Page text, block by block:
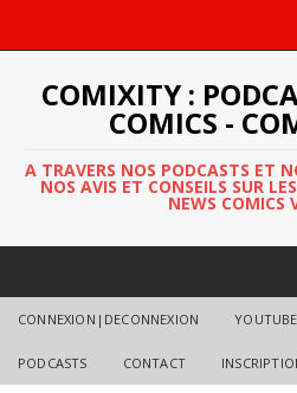
COMIXITY :
COMICS -
A TRAVERS NOS PODCASTS ET
NOS AVIS ET CONSEILS SUR
NEWS COMICS
CONNEXION|DECONNEXION YOUTUBE
PODCASTS CONTACT